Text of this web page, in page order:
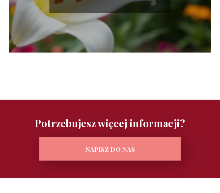
Potrzebujesz więcej informacji?
NAPISZ DO NAS